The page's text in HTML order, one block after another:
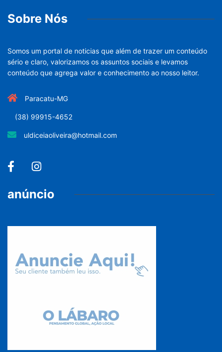
Sobre Nós
Somos um portal de noticias que além de trazer um conteúdo
sério e claro, valorizamos os assuntos sociais e levamos
conteúdo que agrega valor e conhecimento ao nosso leitor.
Paracatu-MG
(38) 99915-4652
uldiceiaoliveira@hotmail.com
anúncio